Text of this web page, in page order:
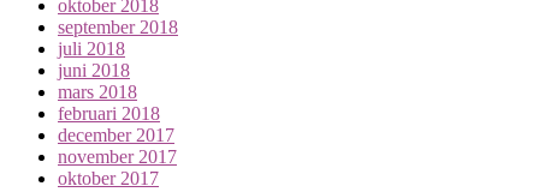
oktober 2018
september 2018
juli 2018
juni 2018
mars 2018
februari 2018
december 2017
november 2017
oktober 2017